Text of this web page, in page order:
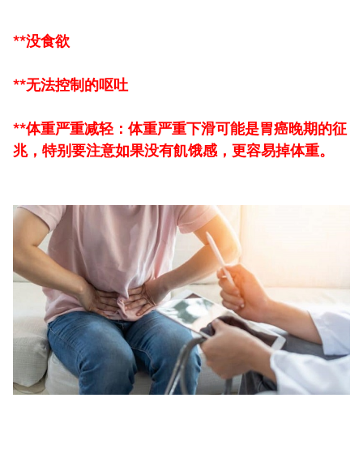
**没食欲
**无法控制的呕吐
**体重严重减轻：体重严重下滑可能是胃癌晚期的征
兆，特别要注意如果没有飢饿感，更容易掉体重。